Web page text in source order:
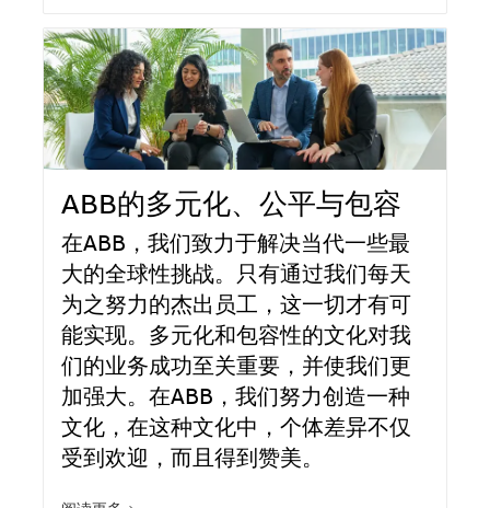
ABB的多元化、公平与包容
在ABB，我们致力于解决当代一些最
大的全球性挑战。只有通过我们每天
为之努力的杰出员工，这一切才有可
能实现。多元化和包容性的文化对我
们的业务成功至关重要，并使我们更
加强大。在ABB，我们努力创造一种
文化，在这种文化中，个体差异不仅
受到欢迎，而且得到赞美。